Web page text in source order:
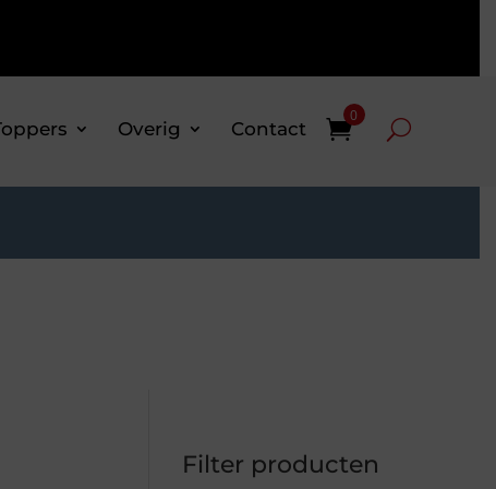
Overig Contact
0
Filter producten